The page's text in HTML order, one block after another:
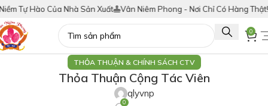
Của Nhà Sản Xuất Vân Niêm Phong - Nơi Chỉ Có Hàng Thật! Tích
0
THỎA THUẬN & CHÍNH SÁCH CTV
Thỏa Thuận Cộng Tác Viên
qlyvnp
0